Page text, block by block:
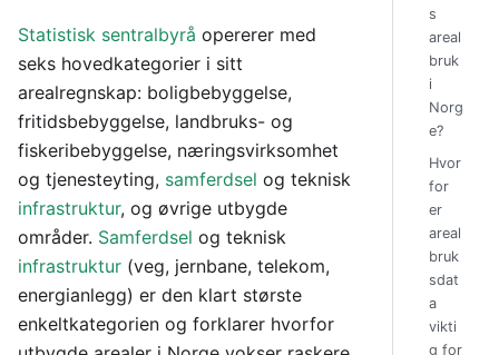
Statistisk sentralbyrå opererer med
seks hovedkategorier i sitt
arealregnskap: boligbebyggelse,
fritidsbebyggelse, landbruks- og
fiskeribebyggelse, næringsvirksomhet
og tjenesteyting, samferdsel og teknisk
infrastruktur, og øvrige utbygde
områder. Samferdsel og teknisk
infrastruktur (veg, jernbane, telekom,
energianlegg) er den klart største
enkeltkategorien og forklarer hvorfor
s
areal
bruk
i
Norg
e?
Hvor
for
er
areal
bruk
sdat
a
vikti
g for